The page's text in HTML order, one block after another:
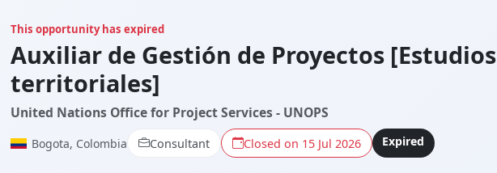
This opportunity has expired
Auxiliar de Gestión de Proyectos [Estudios
territoriales]
United Nations Office for Project Services - UNOPS
Bogota, Colombia Consultant Closed on 15 Jul 2026 Expired